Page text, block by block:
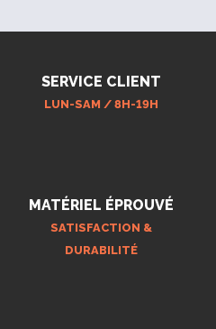
SERVICE CLIENT
LUN-SAM / 8H-19H
MATÉRIEL ÉPROUVÉ
SATISFACTION &
DURABILITÉ